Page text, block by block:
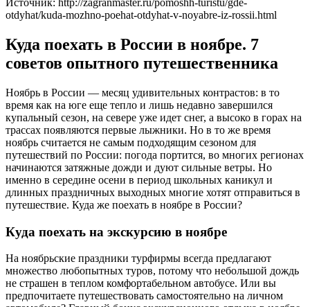
Источник: http://zagranmaster.ru/pomoshh-turistu/gde-
otdyhat/kuda-mozhno-poehat-otdyhat-v-noyabre-iz-rossii.html
Куда поехать в России в ноябре. 7
советов опытного путешественника
Ноябрь в России — месяц удивительных контрастов: в то
время как на юге еще тепло и лишь недавно завершился
купальный сезон, на севере уже идет снег, а высоко в горах на
трассах появляются первые лыжники. Но в то же время
ноябрь считается не самым подходящим сезоном для
путешествий по России: погода портится, во многих регионах
начинаются затяжные дожди и дуют сильные ветры. Но
именно в середине осени в период школьных каникул и
длинных праздничных выходных многие хотят отправиться в
путешествие. Куда же поехать в ноябре в России?
Куда поехать на экскурсию в ноябре
На ноябрьские праздники турфирмы всегда предлагают
множество любопытных туров, потому что небольшой дождь
не страшен в теплом комфортабельном автобусе. Или вы
предпочитаете путешествовать самостоятельно на личном